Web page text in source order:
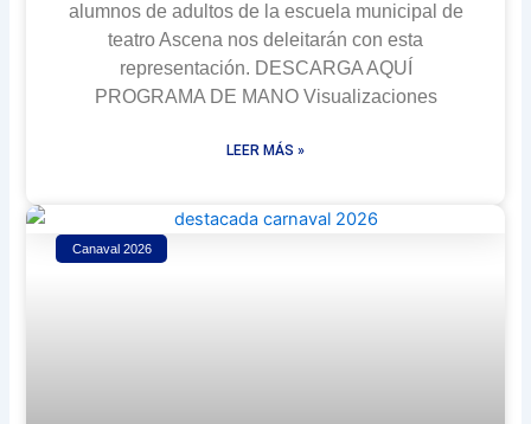
alumnos de adultos de la escuela municipal de
teatro Ascena nos deleitarán con esta
representación. DESCARGA AQUÍ
PROGRAMA DE MANO Visualizaciones
LEER MÁS »
Canaval 2026